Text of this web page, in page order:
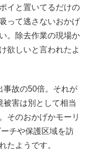
イと置いてるだけの
って逃さないおかげ
。除去作業の現場か
欲しいと言われたよ
事故の50倍。それが
害は別として相当
そのおかげかモーリ
チや保護区域を訪
たようです。